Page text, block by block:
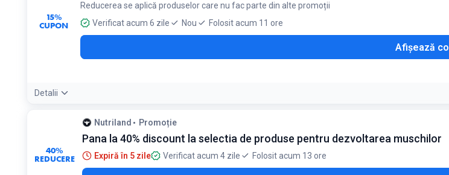
15%
CUPON
Reducerea se aplică produselor care nu fac parte din alte promoții
Verificat acum 6 zile
Nou Folosit acum 11 ore
Afișează
Detalii
Exclus produsele deja reduse sau aflate în alte promoții
40%
REDUCERE
Nutriland Promoție
Pana la 40% discount la selectia de produse pentru dezvoltarea muschilor
Expiră în 5 zile Verificat acum 4 zile Folosit acum 13 ore